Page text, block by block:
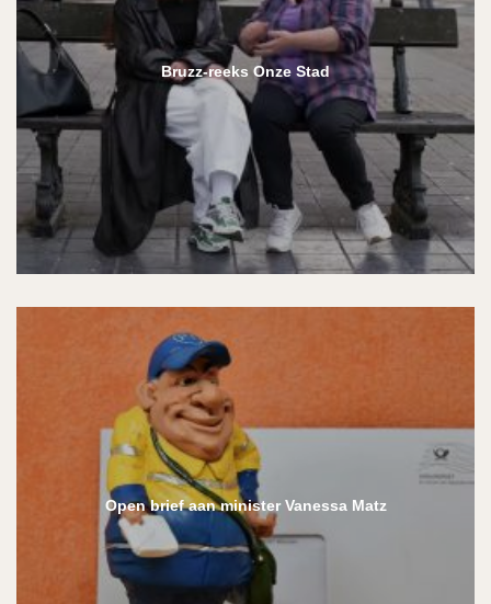
Bruzz-reeks Onze Stad
Open brief aan minister Vanessa Matz